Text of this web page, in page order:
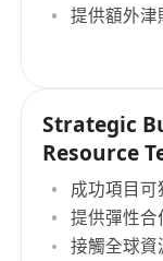
提供額外津
Strategic
Resource
Solutions
成功項目
提供彈性
接觸全球